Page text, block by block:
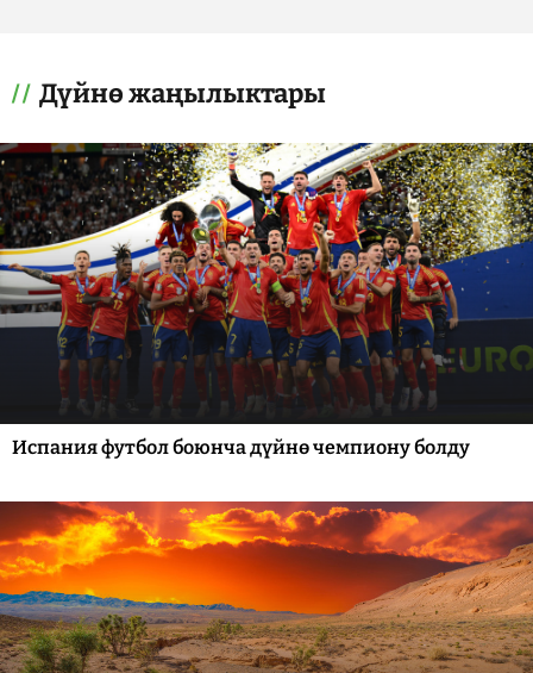
Дүйнө жаңылыктары
Испания футбол боюнча дүйнө чемпиону болду